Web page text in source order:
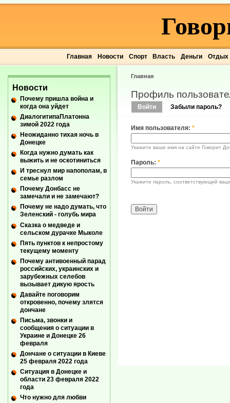
Главная Новости Спорт Власть Деньги Отдых
Главная
Профиль
Войти Забыли пароль?
Имя пользователя: *
Укажите ваше имя на сайте Говорит
Пароль: *
Укажите пароль, соответствующий
Новости
Почему пришла война и
когда она уйдет
ДиалогитипаПлатонна
зимой 2022 года
Неожиданно тихая ночь в
Донецке
Когда нужно думать как
выжить и не оскотиниться
И треснул мир напополам, в
семье разлом
Почему Донбасс не
замечали и не замечают?
Почему не надо думать, что
Зеленский - голубь мира
Сказка о медведе и
сельском дурачке Мыколе
Пять пунктов к непростому
текущему моменту
Почему антивоенный парад
российских, украинских и
зарубежных селебов
вызывает дикую ярость
Давайте поговорим
откровенно, почему злятся
дончане
Письма, звонки и
сообщения о ситуации в
Украине и Донецке 26
февраля
Дончане о ситуации в Киеве
25 февраля 2022 года
Ситуация в Донецке и
области 23 февраля 2022
года
Что нужно для любви